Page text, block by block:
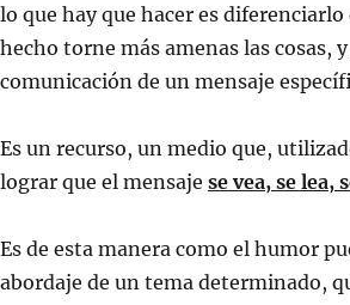
lo que hay que hacer es
hecho torne más amenas las cosas,
comunicación de un mensaje
Es un recurso, un medio que,
lograr que el mensaje se vea, se lea,
Es de esta manera como el humor
abordaje de un tema determinado,